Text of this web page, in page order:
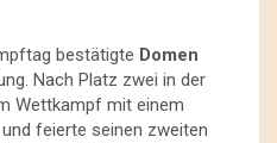
bestätigte Domen
Nach Platz zwei in der
Wettkampf mit einem
feierte seinen zweiten